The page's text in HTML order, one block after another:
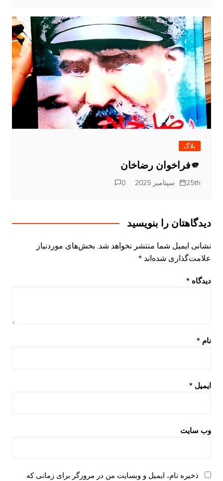
بلاگ
🫵فراخوان رضاخان
25th سپتامبر 2025 0
دیدگاهتان را بنویسید
نشانی ایمیل شما منتشر نخواهد شد. بخش‌های موردنیاز
علامت‌گذاری شده‌اند *
دیدگاه *
نام *
ایمیل *
وب‌ سایت
ذخیره نام، ایمیل و وبسایت من در مرورگر برای زمانی که